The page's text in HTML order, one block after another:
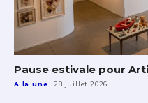
Pause estivale pour
A la une 28 juillet 2026